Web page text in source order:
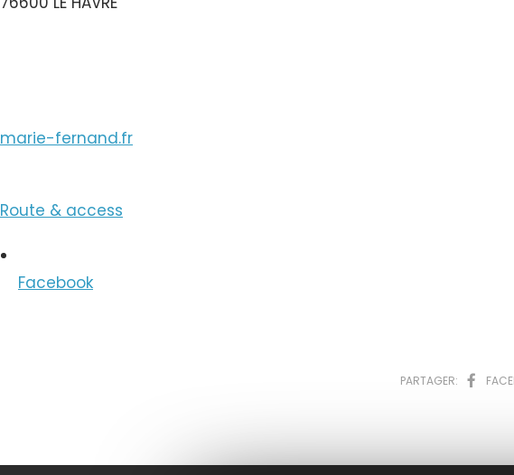
marie-fernand.fr
Route & access
Facebook
PARTAGER: